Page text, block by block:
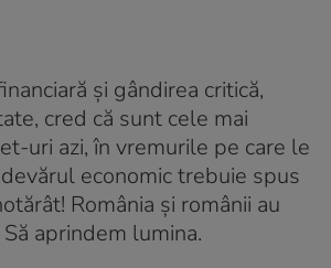
și gândirea critică,
cred că sunt cele mai
uri azi, în vremurile pe care le
economic trebuie spus
România și românii au
aprindem lumina.